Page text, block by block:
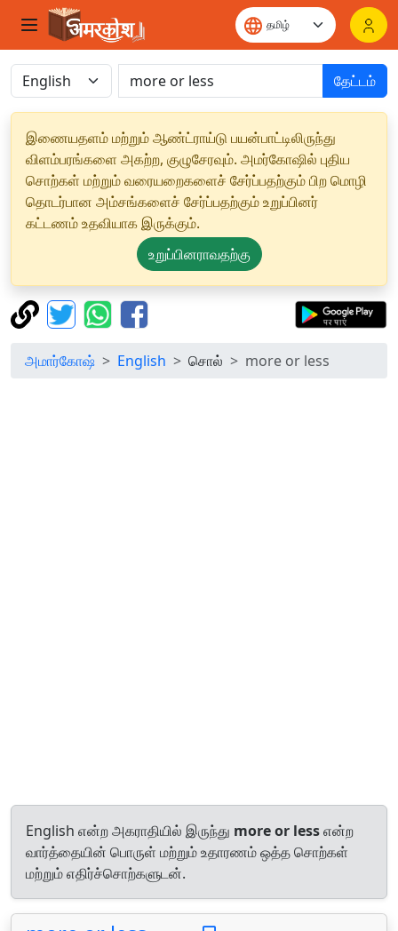
தேட்டம்
இணையதளம் மற்றும் ஆண்ட்ராய்டு பயன்பாட்டிலிருந்து
விளம்பரங்களை அகற்ற, குழுசேரவும். அமர்கோஷில் புதிய
சொற்கள் மற்றும் வரையறைகளைச் சேர்ப்பதற்கும் பிற மொழி
தொடர்பான அம்சங்களைச் சேர்ப்பதற்கும் உறுப்பினர்
கட்டணம் உதவியாக இருக்கும்.
உறுப்பினராவதற்கு
அமார்கோஷ் English சொல் more or less
English என்ற அகராதியில் இருந்து more or lessஎன்ற
வார்த்தையின் பொருள் மற்றும் உதாரணம் ஒத்த சொற்கள்
மற்றும் எதிர்ச்சொற்களுடன்.